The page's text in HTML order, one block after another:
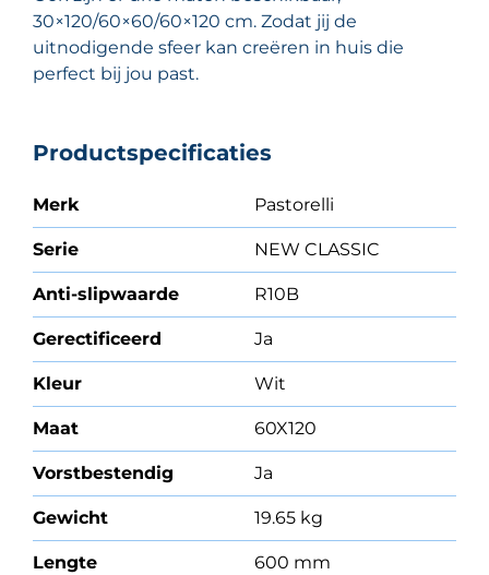
30×120/60×60/60×120 cm. Zodat jij de
uitnodigende sfeer kan creëren in huis die
perfect bij jou past.
Productspecificaties
Merk Pastorelli
Serie NEW CLASSIC
Anti-slipwaarde R10B
Gerectificeerd Ja
Kleur Wit
Maat 60X120
Vorstbestendig Ja
Gewicht 19.65 kg
Lengte 600 mm